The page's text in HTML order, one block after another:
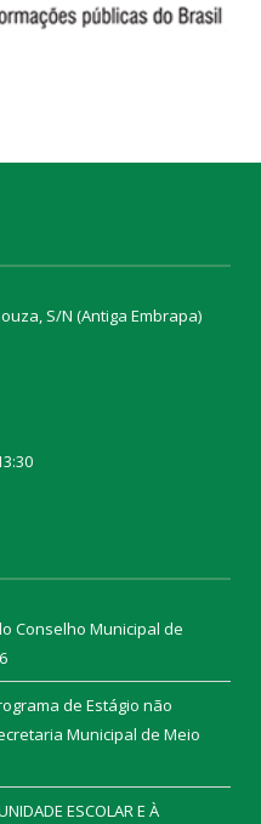
S/N (Antiga Embrapa)
Conselho Municipal de
de Estágio não
Municipal de Meio
ESCOLAR E À